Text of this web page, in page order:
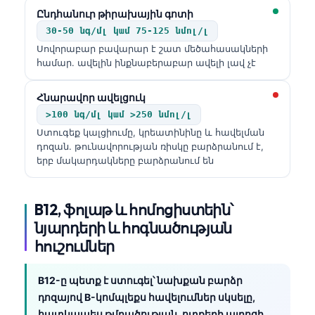
Ընդհանուր թիրախային գոտի
30-50 նգ/մլ կամ 75-125 նմոլ/լ
Սովորաբար բավարար է շատ մեծահասակների
համար. ավելին ինքնաբերաբար ավելի լավ չէ
Հնարավոր ավելցուկ
>100 նգ/մլ կամ >250 նմոլ/լ
Ստուգեք կալցիումը, կրեատինինը և հավելման
դոզան. թունավորության ռիսկը բարձրանում է,
երբ մակարդակները բարձրանում են
B12, ֆոլաթ և հոմոցիստեին՝
նյարդերի և հոգնածության
հուշումներ
B12-ը պետք է ստուգել՝ նախքան բարձր
դոզայով B-կոմպլեքս հավելումներ սկսելը,